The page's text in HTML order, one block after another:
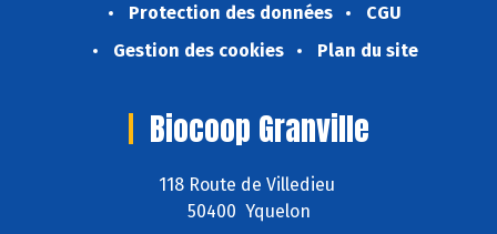
Protection des données
CGU
Gestion des cookies
Plan du site
Biocoop Granville
118 Route de Villedieu
50400 Yquelon